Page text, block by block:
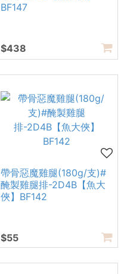
BF147
$438
帶骨惡魔雞腿(180g/支)#
醃製雞腿排-2D4B【魚大
俠】BF142
$55